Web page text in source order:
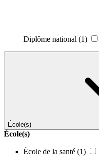
Diplôme national (1)
École(s)
École(s)
École de la santé (1)